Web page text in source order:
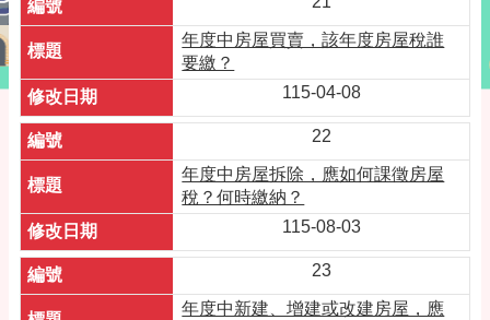
年度中房屋買賣，該年度房屋稅誰
要繳？
115-04-08
22
年度中房屋拆除，應如何課徵房屋
稅？何時繳納？
115-08-03
23
年度中新建、增建或改建房屋，應